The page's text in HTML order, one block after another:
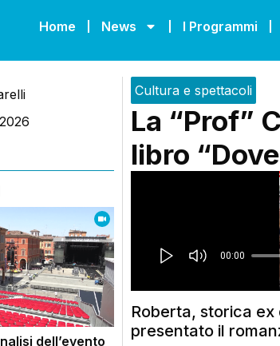
Home News I Programmi
dell’evento
Cultura e spettacoli
La “Prof”
libro
Roberta, storica
presentato il